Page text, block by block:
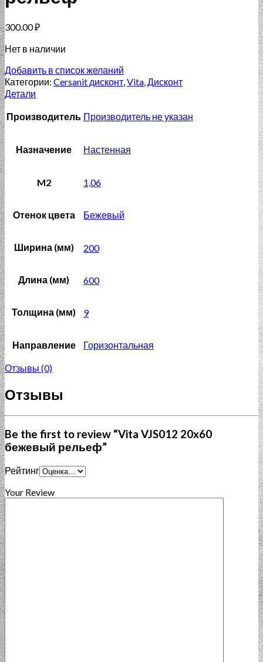
300.00₽
Нет в наличии
Добавить в список желаний
Категории: Cersanit дисконт,Vita,Дисконт
Детали
Производитель Производитель не указан
Назначение Настенная
M2 1,06
Отенок цвета Бежевый
Ширина (мм) 200
Длина (мм) 600
Толщина (мм) 9
Направление Горизонтальная
Отзывы (0)
Отзывы
Be the first to review “Vita VJS012 20x60
бежевый рельеф”
Рейтинг
Your Review